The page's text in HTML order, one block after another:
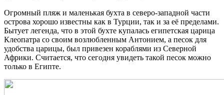
Огромный пляж и маленькая бухта в северо-западной части
острова хорошо известны как в Турции, так и за её пределами.
Бытует легенда, что в этой бухте купалась египетская царица
Клеопатра со своим возлюбленным Антонием, а песок для
удобства царицы, был привезен кораблями из Северной
Африки. Считается, что сегодня увидеть такой песок можно
только в Египте.